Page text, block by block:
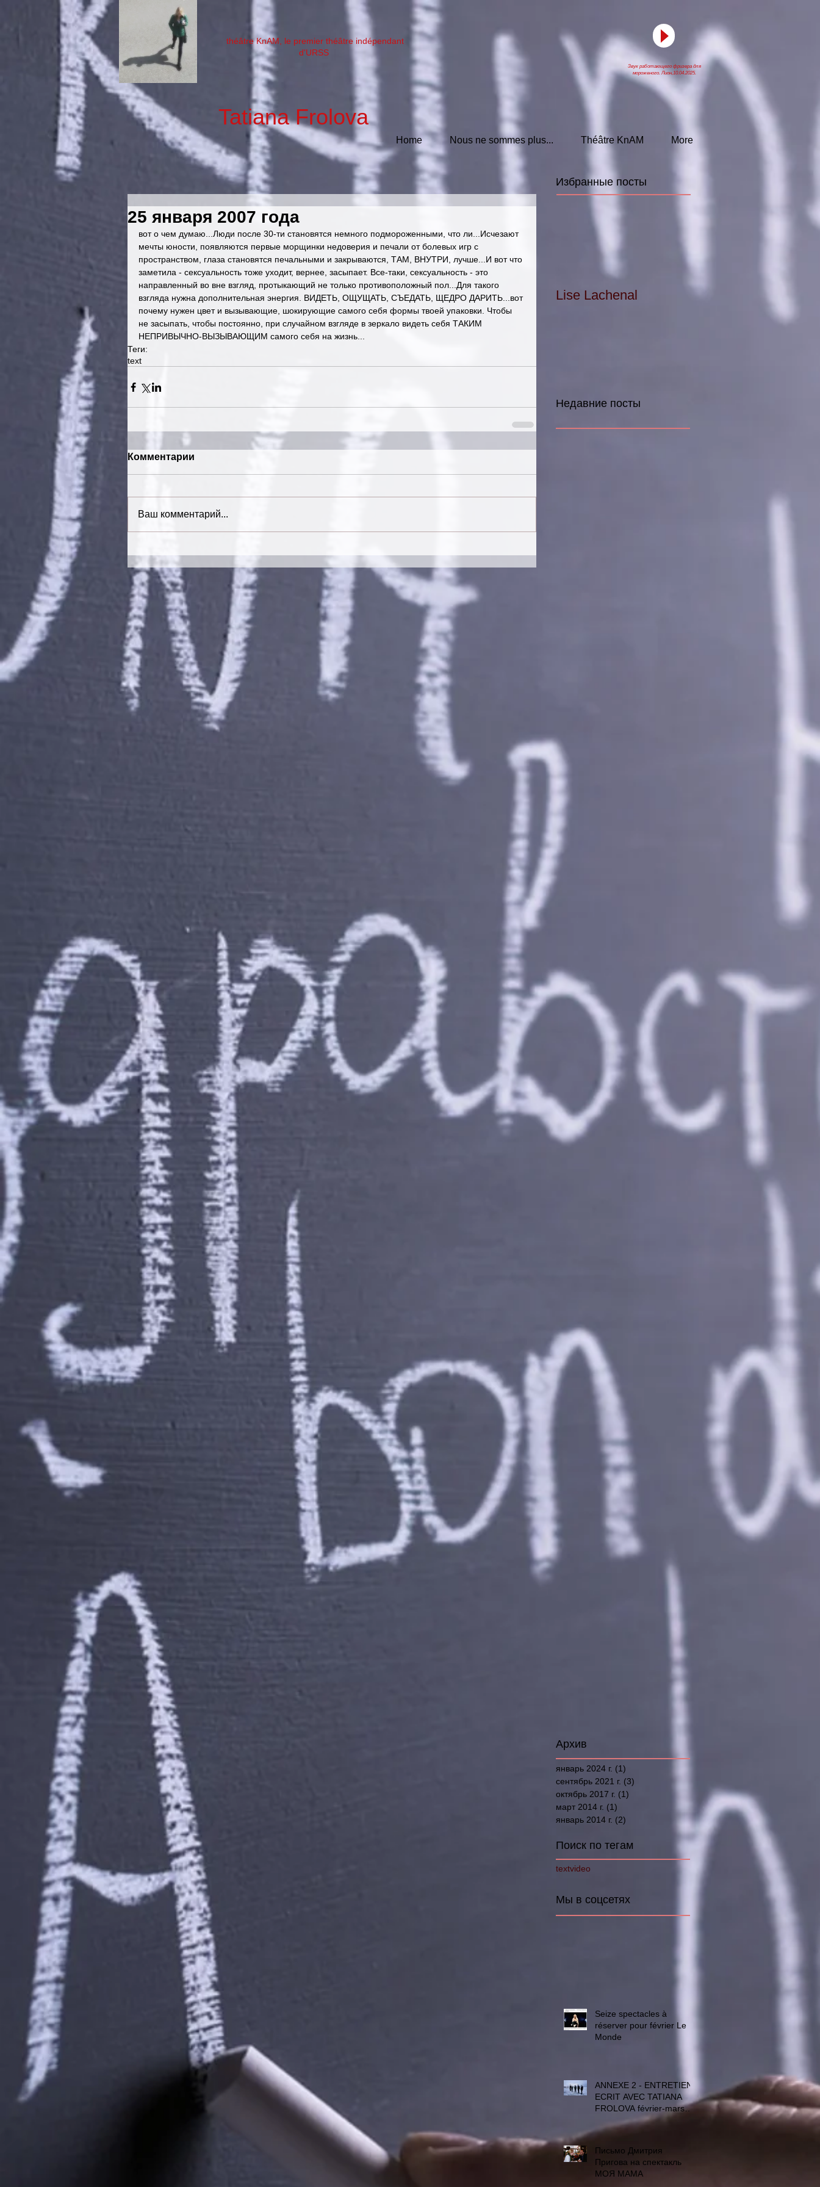
théâtre KnAM, le premier théâtre indépendant
d'URSS
Звук работающего фризера для
мороженого. Лион,10.04.2025.
Home Nous ne sommes plus... Théâtre KnAM More
Tatiana Frolova
Избранные посты
25 января 2007 года
вот о чем думаю...Люди после 30-ти становятся немного подмороженными, что ли...Исчезают
мечты юности, появляются первые морщинки недоверия и печали от болевых игр с
пространством, глаза становятся печальными и закрываются, ТАМ, ВНУТРИ, лучше...И вот что
заметила - сексуальность тоже уходит, вернее, засыпает. Все-таки, сексуальность - это
направленный во вне взгляд, протыкающий не только противоположный пол...Для такого
взгляда нужна дополнительная энергия. ВИДЕТЬ, ОЩУЩАТЬ, СЪЕДАТЬ, ЩЕДРО ДАРИТЬ...вот
почему нужен цвет и вызывающие, шокирующие самого себя формы твоей упаковки. Чтобы
не засыпать, чтобы постоянно, при случайном взгляде в зеркало видеть себя ТАКИМ
НЕПРИВЫЧНО-ВЫЗЫВАЮЩИМ самого себя на жизнь...
Теги:
text
Комментарии
Ваш комментарий...
Lise Lachenal
Недавние посты
Архив
январь 2024 г. (1)
сентябрь 2021 г. (3)
октябрь 2017 г. (1)
март 2014 г. (1)
январь 2014 г. (2)
Поиск по тегам
textvideo
Мы в соцсетях
Seize spectacles à
réserver pour février Le
Monde
ANNEXE 2 - ENTRETIEN
ECRIT AVEC TATIANA
FROLOVA février-mars
2021 - traduction :
Bleuenn Isambard et
Письмо Дмитрия
Пригова на спектакль
МОЯ МАМА